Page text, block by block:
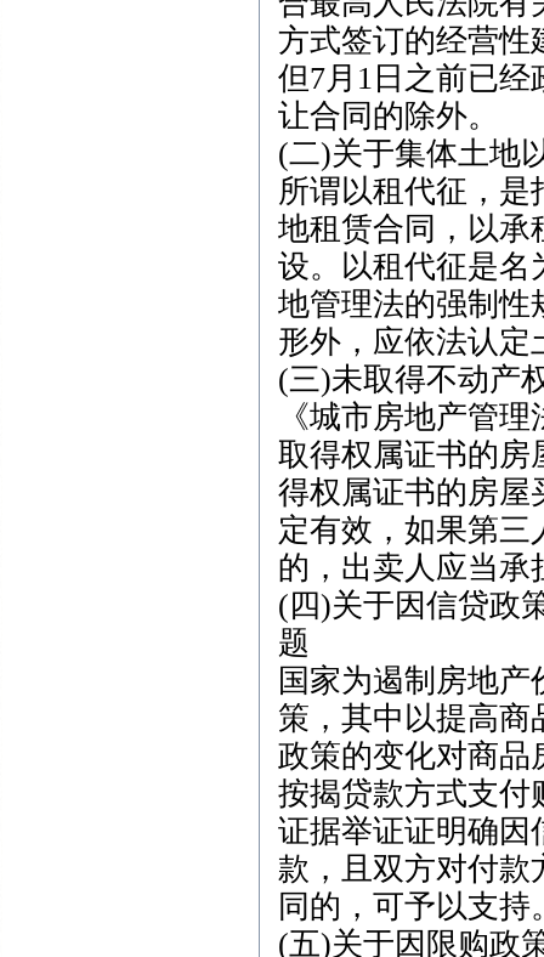
方式签订的经营性
但7月1日之前已
让合同的除外。
(二)关于集体土地
所谓以租代征，
地租赁合同，以承
设。以租代征是名
地管理法的强制性
形外，应依法认定
(三)未取得不动产
《城市房地产管
取得权属证书的房
得权属证书的房屋
定有效，如果第
的，出卖人应当承
(四)关于因信贷政
题
国家为遏制房地
策，其中以提高商
政策的变化对商品
按揭贷款方式支付
证据举证证明确因
款，且双方对付款
同的，可予以支
(五)关于因限购政